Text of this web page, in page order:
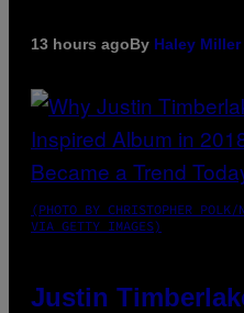
13 hours agoBy Haley Miller
(PHOTO BY CHRISTOPHER POLK/
VIA GETTY IMAGES)
Justin